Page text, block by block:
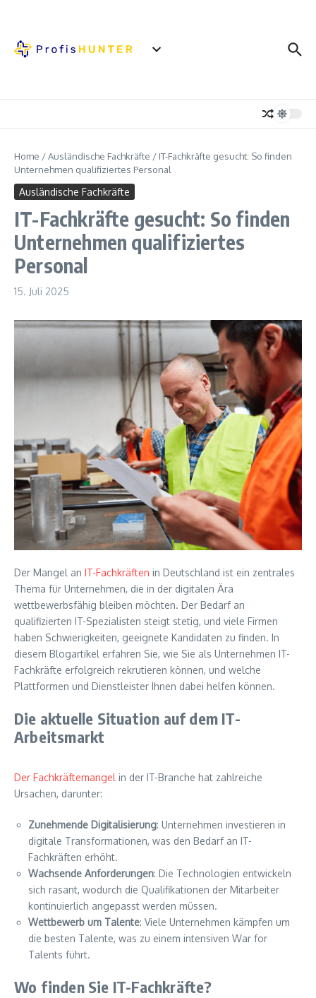
Home /Ausländische Fachkräfte / IT-Fachkräfte gesucht: So finden
Unternehmen qualifiziertes Personal
Ausländische Fachkräfte
IT-Fachkräfte gesucht: So finden
Unternehmen qualifiziertes
Personal
15. Juli 2025
Der Mangel an IT-Fachkräften in Deutschland ist ein zentrales
Thema für Unternehmen, die in der digitalen Ära
wettbewerbsfähig bleiben möchten. Der Bedarf an
qualifizierten IT-Spezialisten steigt stetig, und viele Firmen
haben Schwierigkeiten, geeignete Kandidaten zu finden. In
diesem Blogartikel erfahren Sie, wie Sie als Unternehmen IT-
Fachkräfte erfolgreich rekrutieren können, und welche
Plattformen und Dienstleister Ihnen dabei helfen können.
Die aktuelle Situation auf dem IT-
Arbeitsmarkt
Der Fachkräftemangel in der IT-Branche hat zahlreiche
Ursachen, darunter:
Zunehmende Digitalisierung: Unternehmen investieren in
digitale Transformationen, was den Bedarf an IT-
Fachkräften erhöht.
Wachsende Anforderungen: Die Technologien entwickeln
sich rasant, wodurch die Qualifikationen der Mitarbeiter
kontinuierlich angepasst werden müssen.
Wettbewerb um Talente: Viele Unternehmen kämpfen um
die besten Talente, was zu einem intensiven War for
Talents führt.
Wo finden Sie IT-Fachkräfte?